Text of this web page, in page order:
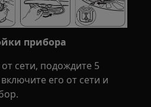
прибора
сети, подождите 5
его от сети и